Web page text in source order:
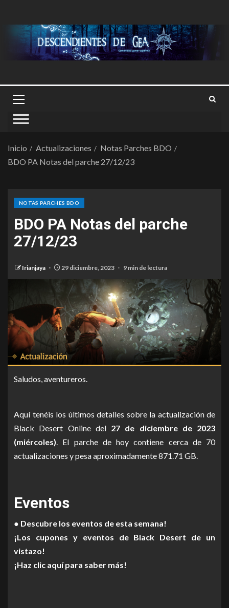
Inicio Actualizaciones
Notas Parches BDO
BDO PA Notas del parche 27/12/23
NOTAS PARCHES BDO
BDO PA Notas del parche
27/12/23
Irianjaya 29 diciembre, 2023 9 min de lectura
Saludos, aventureros.
Aquí tenéis los últimos detalles sobre la actualización de
Black Desert Online del 27 de diciembre de 2023
(miércoles) . El parche de hoy contiene cerca de 70
actualizaciones y pesa aproximadamente 871.71 GB.
Eventos
● Descubre los eventos de esta semana!
¡Los cupones y eventos de Black Desert de un
vistazo!
¡Haz clic aquí para saber más!